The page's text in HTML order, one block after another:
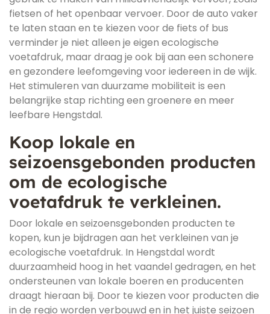
fietsen of het openbaar vervoer. Door de auto vaker
te laten staan en te kiezen voor de fiets of bus
verminder je niet alleen je eigen ecologische
voetafdruk, maar draag je ook bij aan een schonere
en gezondere leefomgeving voor iedereen in de wijk.
Het stimuleren van duurzame mobiliteit is een
belangrijke stap richting een groenere en meer
leefbare Hengstdal.
Koop lokale en
seizoensgebonden producten
om de ecologische
voetafdruk te verkleinen.
Door lokale en seizoensgebonden producten te
kopen, kun je bijdragen aan het verkleinen van je
ecologische voetafdruk. In Hengstdal wordt
duurzaamheid hoog in het vaandel gedragen, en het
ondersteunen van lokale boeren en producenten
draagt hieraan bij. Door te kiezen voor producten die
in de regio worden verbouwd en in het juiste seizoen